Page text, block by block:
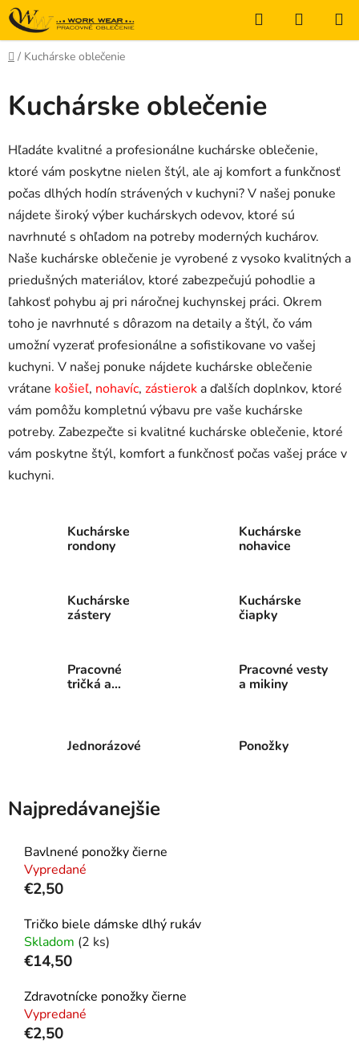
Prejsť
na
obsah
Hľadať
KOŠÍK
Domov
/ Kuchárske oblečenie
Kuchárske oblečenie
Hľadáte kvalitné a profesionálne kuchárske oblečenie,
ktoré vám poskytne nielen štýl, ale aj komfort a funkčnosť
počas dlhých hodín strávených v kuchyni? V našej ponuke
nájdete široký výber kuchárskych odevov, ktoré sú
navrhnuté s ohľadom na potreby moderných kuchárov.
Naše kuchárske oblečenie je vyrobené z vysoko kvalitných a
priedušných materiálov, ktoré zabezpečujú pohodlie a
ľahkosť pohybu aj pri náročnej kuchynskej práci. Okrem
toho je navrhnuté s dôrazom na detaily a štýl, čo vám
umožní vyzerať profesionálne a sofistikovane vo vašej
kuchyni. V našej ponuke nájdete kuchárske oblečenie
vrátane košieľ, nohavíc, zástierok a ďalších doplnkov, ktoré
vám pomôžu kompletnú výbavu pre vaše kuchárske
potreby. Zabezpečte si kvalitné kuchárske oblečenie, ktoré
vám poskytne štýl, komfort a funkčnosť počas vašej práce v
kuchyni.
Kuchárske
rondony
Kuchárske
nohavice
Kuchárske
zástery
Kuchárske
čiapky
Pracovné
tričká a
Pracovné vesty
a mikiny
Jednorázové Ponožky
Najpredávanejšie
Bavlnené ponožky čierne
Vypredané
€2,50
Tričko biele dámske dlhý rukáv
Skladom (2 ks)
€14,50
Zdravotnícke ponožky čierne
Vypredané
€2,50